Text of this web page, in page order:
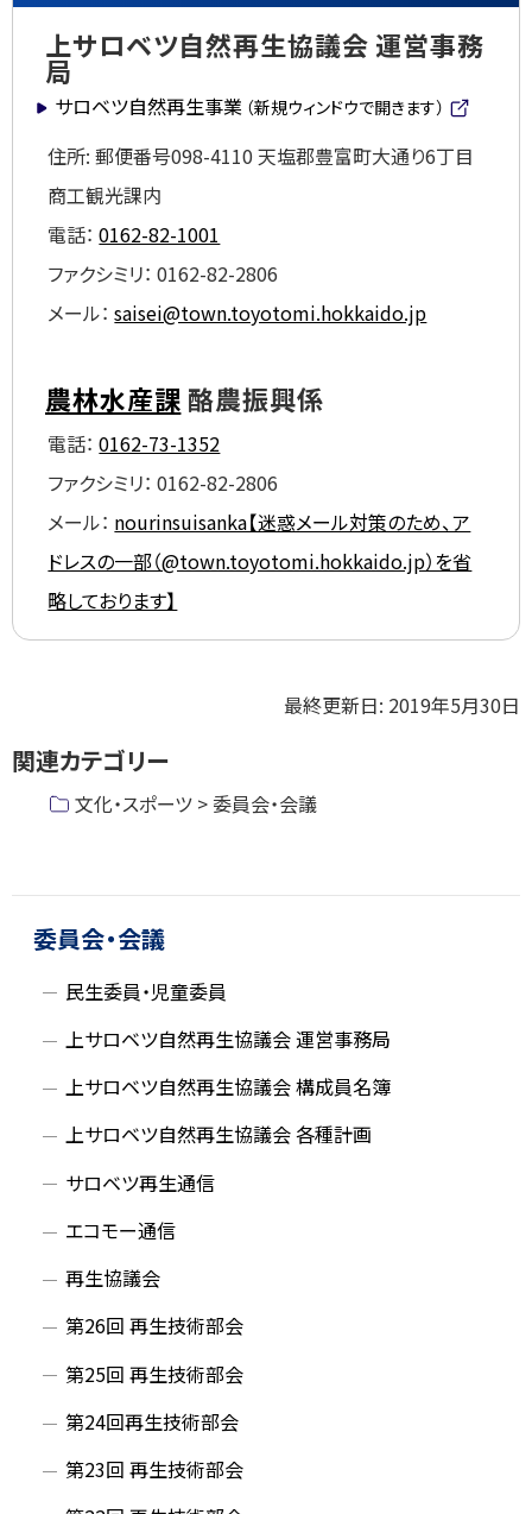
上サロベツ自然再生協議会 運営事務
局
サロベツ自然再生事業 （新規ウィンドウで開きます）
外
住所: 郵便番号098-4110 天塩郡豊富町大通り6丁目
商工観光課内
電話： 0162-82-1001
ファクシミリ： 0162-82-2806
メール： saisei@town.toyotomi.hokkaido.jp
農林水産課 酪農振興係
電話： 0162-73-1352
ファクシミリ： 0162-82-2806
メール： nourinsuisanka【迷惑メール対策のため、ア
ドレスの一部（@town.toyotomi.hokkaido.jp）を省
略しております】
プ
最終更新日: 2019年5月30日
関連カテゴリー
文化・スポーツ > 委員会・会議
ッ
委員会・会議
民生委員・児童委員
上サロベツ自然再生協議会 運営事務局
上サロベツ自然再生協議会 構成員名簿
上サロベツ自然再生協議会 各種計画
サロベツ再生通信
エコモー通信
再生協議会
第26回 再生技術部会
第25回 再生技術部会
第24回再生技術部会
第23回 再生技術部会